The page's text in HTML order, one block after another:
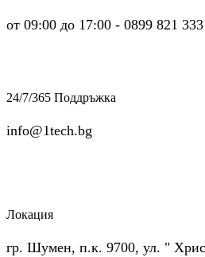
от 09:00 до 17:00 - 0899 821 333
24/7/365 Поддръжка
info@1tech.bg
Локация
гр. Шумен, п.к. 9700, ул. "